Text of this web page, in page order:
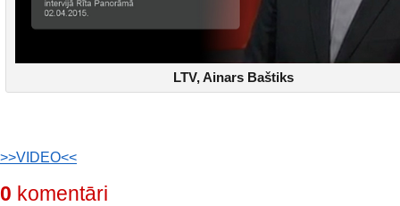
LTV, Ainars Baštiks
>>VIDEO<<
0 komentāri